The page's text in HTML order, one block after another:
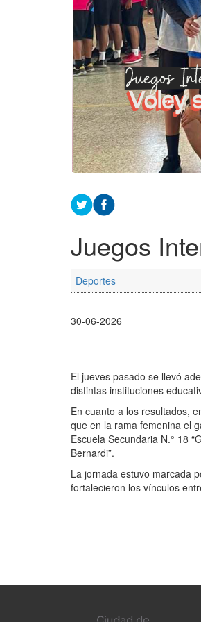
Juegos
Deportes
30-06-2026
El jueves pasado se llevó
distintas instituciones
En cuanto a los resultados,
que en la rama femenina el
Escuela Secundaria N.° 18
Bernardi”.
La jornada estuvo marcada
fortalecieron los vínculos